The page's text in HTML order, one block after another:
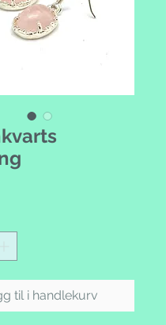
Pris
til i handlekurv